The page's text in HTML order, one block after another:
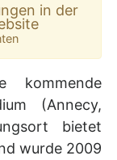
in der
kommende
(Annecy,
bietet
wurde 2009